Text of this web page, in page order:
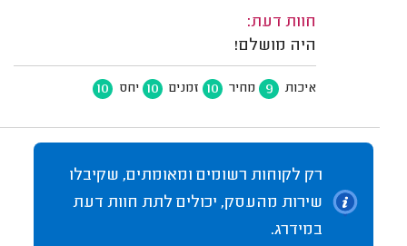
חוות דעת:
היה מושלם!
איכות 9 מחיר 10 זמנים 10 יחס 10
רק לקוחות רשומים ומאומתים, שקיבלו
שירות מהעסק, יכולים לתת חוות דעת
במידרג.